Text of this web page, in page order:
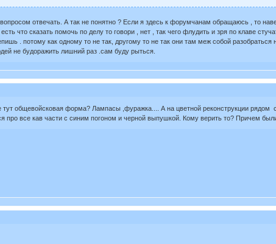
отвечать. А так не понятно ? Если я здесь к форумчанам обращаюсь , то
что сказать помочь по делу то говори , нет , так чего флудить и зря по клаве
. потому как одному то не так, другому то не так они там меж собой
не будоражить лишний раз .сам буду рыться.
тут общевойсковая форма? Лампасы ,фуражка.... А на цветной реконструкции рядом
про все кав части с синим погоном и черной выпушкой. Кому верить то? Причем